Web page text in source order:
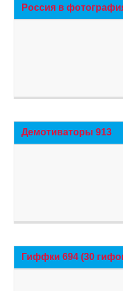
Россия в
Демотиваторы 913
Гиффки 694 (30